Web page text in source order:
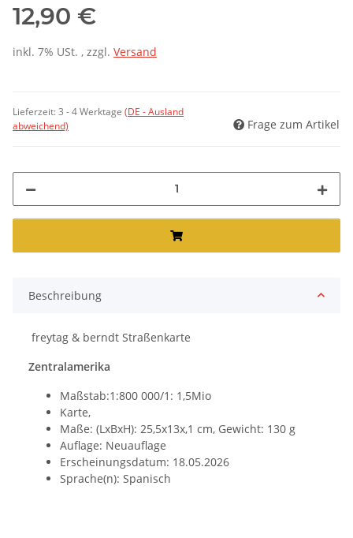
12,90 €
inkl. 7% USt. , zzgl. Versand
Lieferzeit:3 - 4 Werktage (DE - Ausland
abweichend)
Frage zum Artikel
Beschreibung
freytag & berndt Straßenkarte
Zentralamerika
Maßstab:1:800 000/1: 1,5Mio
Karte,
Maße: (LxBxH): 25,5x13x,1 cm, Gewicht: 130 g
Auflage: Neuauflage
Erscheinungsdatum: 18.05.2026
Sprache(n): Spanisch